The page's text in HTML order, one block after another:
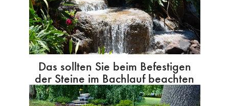
Das sollten Sie beim Befestigen
der Steine im Bachlauf beachten